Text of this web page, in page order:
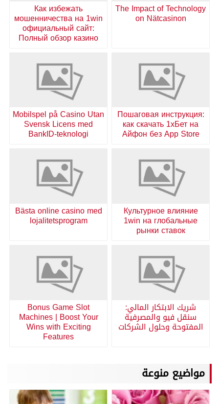
The Impact of Technology
on Nätcasinon
Как избежать
мошенничества на 1win
официальный сайт:
Полный обзор казино
Пошаговая инструкция:
как скачать 1хБет на
Айфон без App Store
Mobilspel på Casino Utan
Svensk Licens med
BankID-teknologi
Культурное влияние
1win на глобальные
рынки ставок
Bästa online casino med
lojalitetsprogram
شريك الابتكار المالي:
سنقل فيو والمصرفية
المفتوحة وحلول الشركات
Bonus Game Slot
Machines | Boost Your
Wins with Exciting
Features
مواضيع منوعة